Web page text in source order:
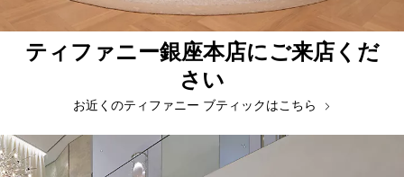
ティファニー銀座本店にご来店くだ
さい
お近くのティファニー ブティックはこちら